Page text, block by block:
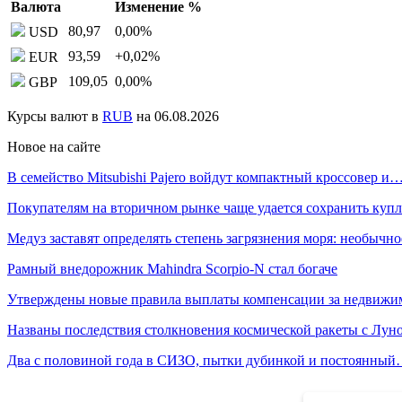
Валюта
Изменение %
USD
80,97 0,00%
EUR
93,59 +0,02%
GBP
109,05 0,00%
Курсы валют в RUB на 06.08.2026
Новое на сайте
В семейство Mitsubishi Pajero войдут компактный кроссовер и…
Покупателям на вторичном рынке чаще удается сохранить
Медуз заставят определять степень загрязнения моря:
Рамный внедорожник Mahindra Scorpio-N стал богаче
Утверждены новые правила выплаты компенсации за
Названы последствия столкновения космической ракеты с
Два с половиной года в СИЗО, пытки дубинкой и